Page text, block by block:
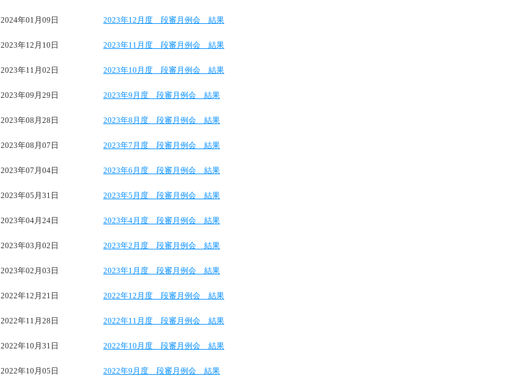
2024年01月09日 2023年12月度 段審月例会 結果
2023年12月10日 2023年11月度 段審月例会 結果
2023年11月02日 2023年10月度 段審月例会 結果
2023年09月29日 2023年9月度 段審月例会 結果
2023年08月28日 2023年8月度 段審月例会 結果
2023年08月07日 2023年7月度 段審月例会 結果
2023年07月04日 2023年6月度 段審月例会 結果
2023年05月31日 2023年5月度 段審月例会 結果
2023年04月24日 2023年4月度 段審月例会 結果
2023年03月02日 2023年2月度 段審月例会 結果
2023年02月03日 2023年1月度 段審月例会 結果
2022年12月21日 2022年12月度 段審月例会 結果
2022年11月28日 2022年11月度 段審月例会 結果
2022年10月31日 2022年10月度 段審月例会 結果
2022年10月05日 2022年9月度 段審月例会 結果